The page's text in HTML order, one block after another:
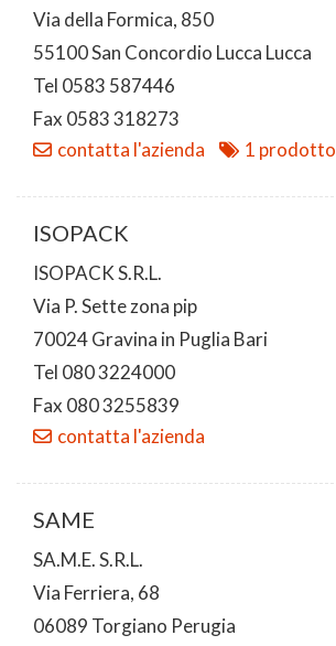
Via della Formica, 850
55100 San Concordio Lucca Lucca
Tel 0583 587446
Fax 0583 318273
contatta l'azienda
1 prodotto
ISOPACK
ISOPACK S.R.L.
Via P. Sette zona pip
70024 Gravina in Puglia Bari
Tel 080 3224000
Fax 080 3255839
contatta l'azienda
SAME
SA.M.E. S.R.L.
Via Ferriera, 68
06089 Torgiano Perugia